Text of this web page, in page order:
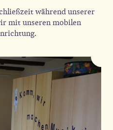
während unserer
mit unseren mobilen